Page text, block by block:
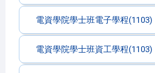
電資學院學士班電子學程(1103)
電資學院學士班資工學程(1103)